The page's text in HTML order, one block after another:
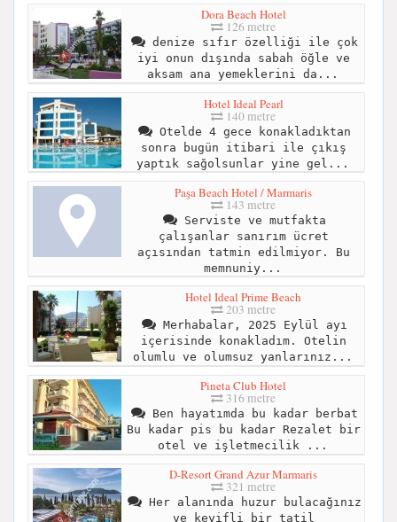
Dora Beach Hotel
126 metre
denize sıfır özelliği ile çok
iyi onun dışında sabah öğle ve
aksam ana yemeklerini da...
Hotel Ideal Pearl
140 metre
Otelde 4 gece konakladıktan
sonra bugün itibari ile çıkış
yaptık sağolsunlar yine gel...
Paşa Beach Hotel / Marmaris
143 metre
Serviste ve mutfakta
çalışanlar sanırım ücret
açısından tatmin edilmiyor. Bu
memnuniy...
Hotel Ideal Prime Beach
203 metre
Merhabalar, 2025 Eylül ayı
içerisinde konakladım. Otelin
olumlu ve olumsuz yanlarınız...
Pineta Club Hotel
316 metre
Ben hayatımda bu kadar berbat
Bu kadar pis bu kadar Rezalet bir
otel ve işletmecilik ...
D-Resort Grand Azur Marmaris
321 metre
Her alanında huzur bulacağınız
ve keyifli bir tatil